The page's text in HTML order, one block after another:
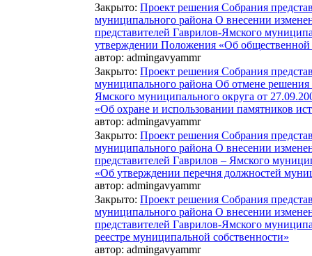
Закрыто: Проект решения Собрания
муниципального района О внесении
представителей Гаврилов-Ямского
утверждении Положения «Об общественной
автор: admingavyammr
Закрыто: Проект решения Собрания
муниципального района Об отмене решения
Ямского муниципального округа от
«Об охране и использовании памятников
автор: admingavyammr
Закрыто: Проект решения Собрания
муниципального района О внесении
представителей Гаврилов – Ямского
«Об утверждении перечня должностей
автор: admingavyammr
Закрыто: Проект решения Собрания
муниципального района О внесении
представителей Гаврилов-Ямского
реестре муниципальной собственности»
автор: admingavyammr